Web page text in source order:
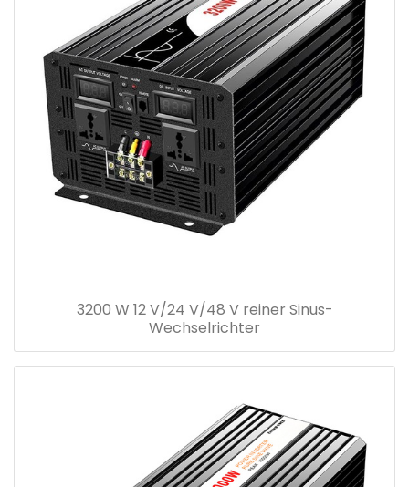
3200 W 12 V/24 V/48 V reiner Sinus-
Wechselrichter